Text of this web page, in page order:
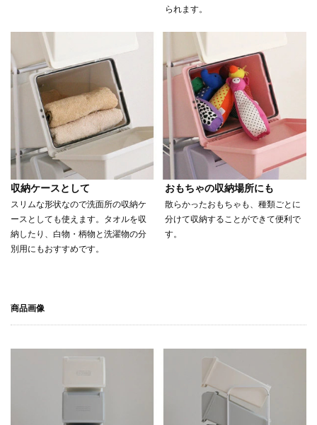
られます。
収納ケースとして
スリムな形状なので洗面所の収納ケ
ースとしても使えます。タオルを収
納したり、白物・柄物と洗濯物の分
別用にもおすすめです。
おもちゃの収納場所にも
散らかったおもちゃも、種類ごとに
分けて収納することができて便利で
す。
商品画像